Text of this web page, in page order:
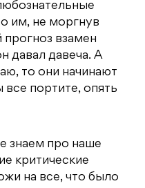
им, не моргнув
прогноз взамен
давал давеча. А
то они начинают
все портите, опять
знаем про наше
критические
на все, что было